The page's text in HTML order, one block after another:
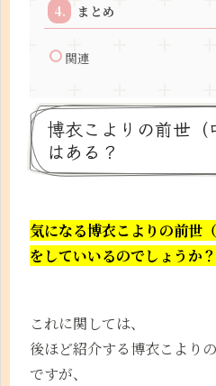
まとめ
関連
博衣こよりの前世
はある？
気になる博衣こよりの前世（
をしていいるのでしょうか？
これに関しては、
後ほど紹介する博衣こより
ですが、